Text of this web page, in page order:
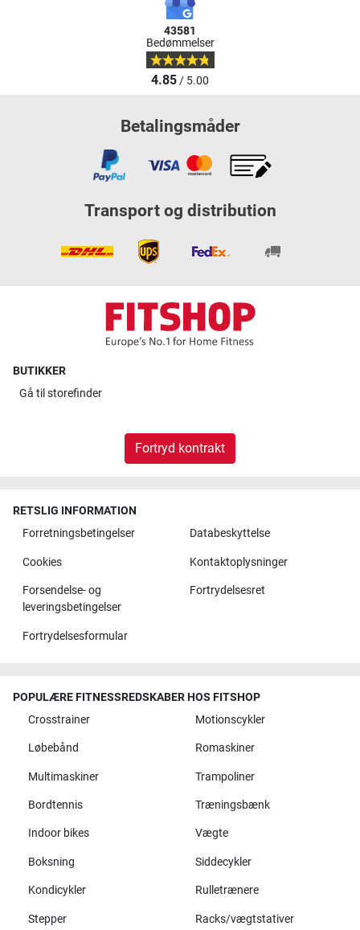
43581
Bedømmelser
4.85/ 5.00
Betalingsmåder
Transport og distribution
BUTIKKER
Gå til storefinder
Fortryd kontrakt
RETSLIG INFORMATION
Forretningsbetingelser
Databeskyttelse
Cookies Kontaktoplysninger
Forsendelse- og
leveringsbetingelser
Fortrydelsesret
Fortrydelsesformular
POPULÆRE FITNESSREDSKABER HOS FITSHOP
Crosstrainer
Motionscykler
Løbebånd Romaskiner
Multimaskiner Trampoliner
Bordtennis Træningsbænk
Indoor bikes Vægte
Boksning Siddecykler
Kondicykler Rulletrænere
Stepper Racks/vægtstativer